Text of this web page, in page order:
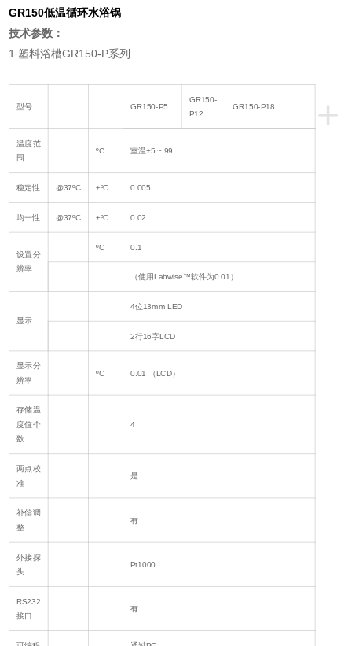
GR150低温循环水浴锅
技术参数：
1.塑料浴槽GR150-P系列
+
型号 GR150-P5
GR150-
P12
GR150-P18
温度范
围
ºC 室温+5 ~ 99
稳定性 @37ºC ±ºC 0.005
均一性 @37ºC ±ºC 0.02
设置分
辨率
ºC 0.1
（使用Labwise™软件为0.01）
显示
4位13mm LED
2行16字LCD
显示分
辨率
ºC 0.01 （LCD）
存储温
度值个
数
4
两点校
准
是
补偿调
整
有
外接探
头
Pt1000
RS232
接口
有